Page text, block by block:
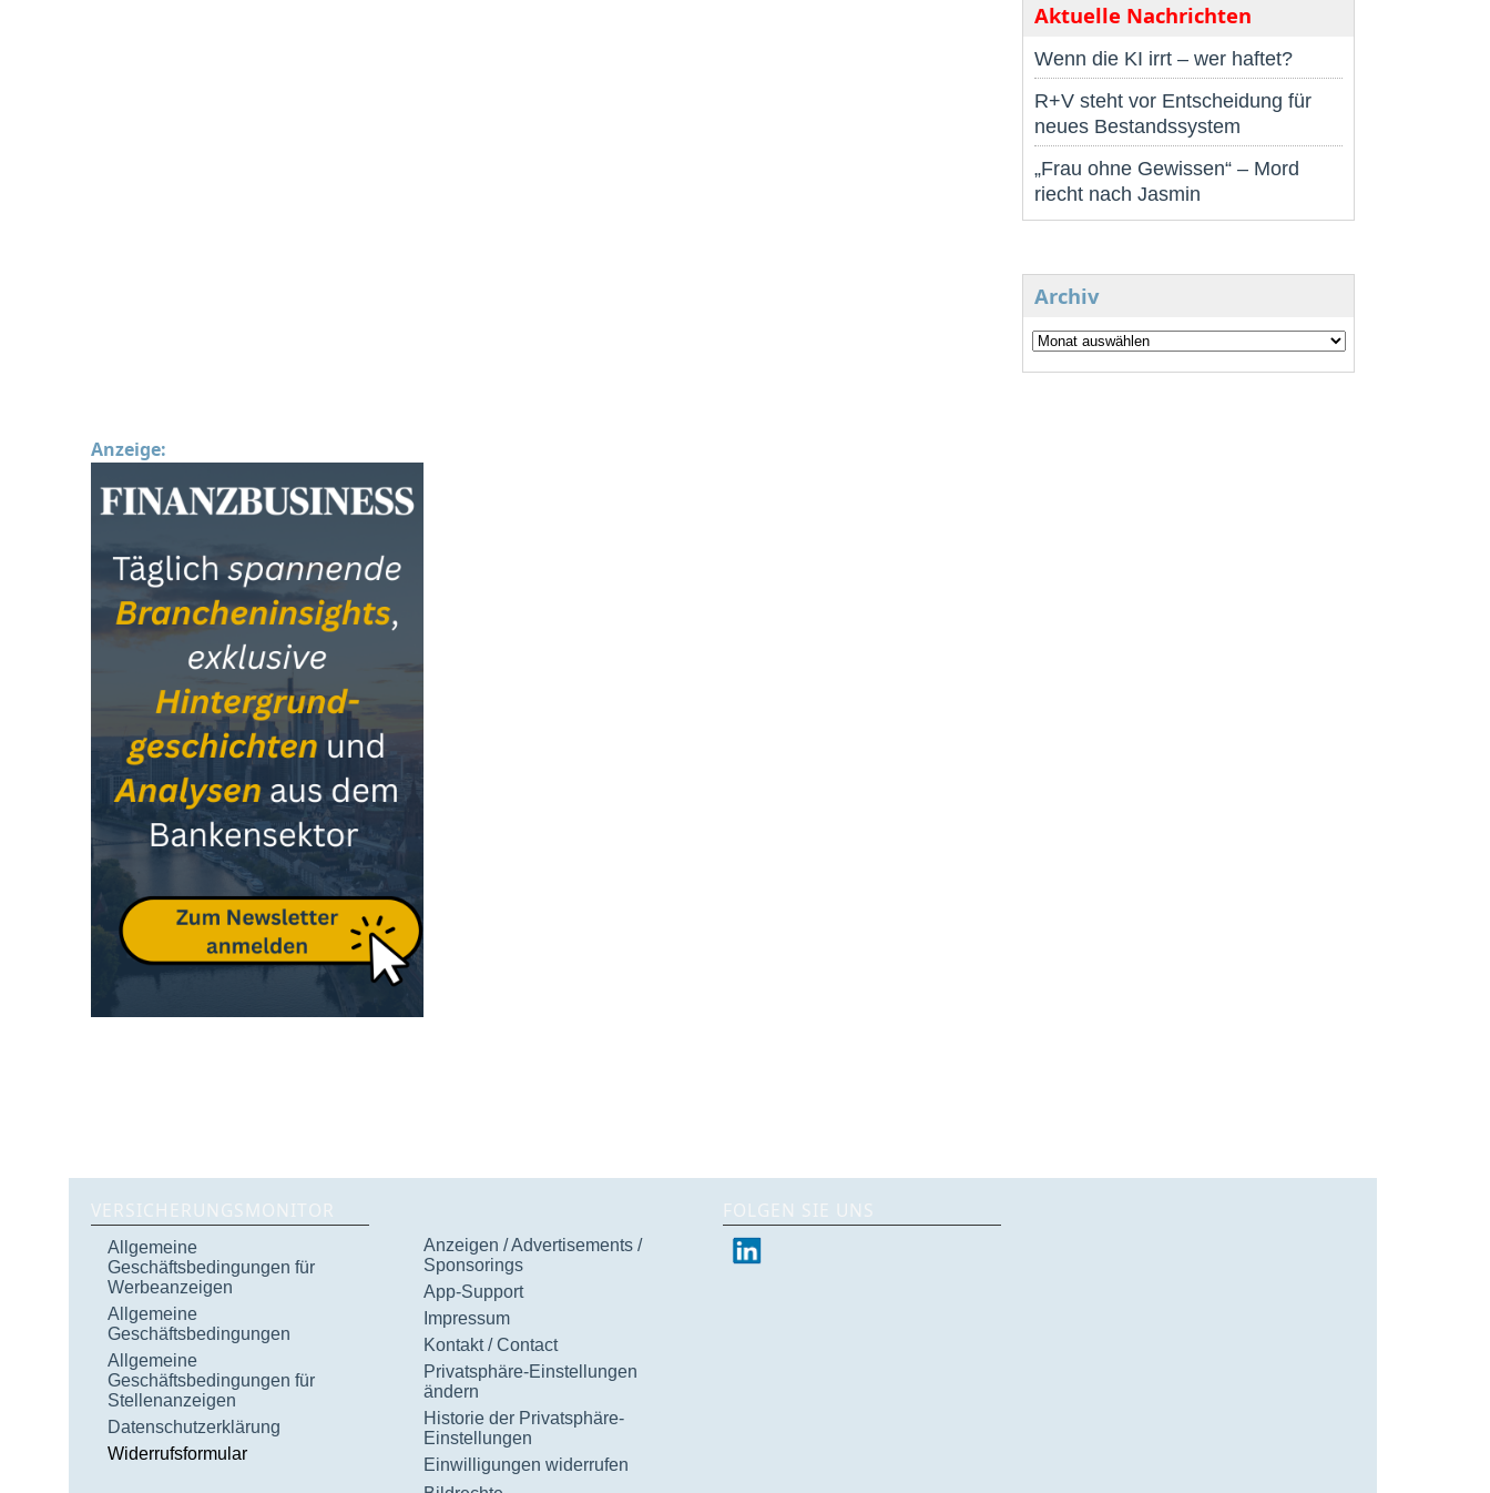
Aktuelle Nachrichten
Wenn die KI irrt – wer haftet?
R+V steht vor Entscheidung für
neues Bestandssystem
„Frau ohne Gewissen“ – Mord
riecht nach Jasmin
Archiv
Anzeige:
VERSICHERUNGSMONITOR
Allgemeine
Geschäftsbedingungen für
Werbeanzeigen
Allgemeine
Geschäftsbedingungen
Allgemeine
Geschäftsbedingungen für
Stellenanzeigen
Datenschutzerklärung
Widerrufsformular
Anzeigen / Advertisements /
Sponsorings
App-Support
Impressum
Kontakt / Contact
Privatsphäre-Einstellungen
ändern
Historie der Privatsphäre-
Einstellungen
Einwilligungen widerrufen
FOLGEN SIE UNS